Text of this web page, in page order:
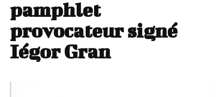
pamphlet
provocateur signé
Iégor Gran